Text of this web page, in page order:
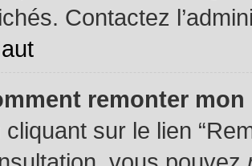
Contactez
remonter
cliquant sur le lien